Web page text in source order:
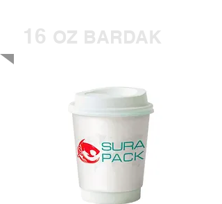
16 OZ BARDAK